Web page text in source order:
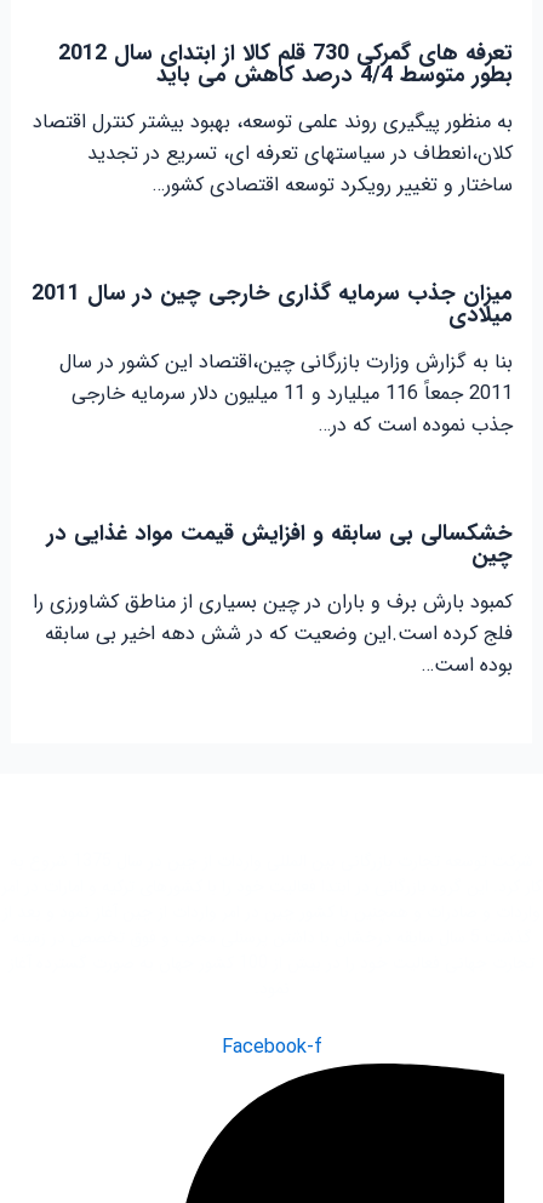
تعرفه های گمرکی 730 قلم کالا از ابتدای سال 2012
بطور متوسط 4/4 درصد کاهش می باید
به منظور پیگیری روند علمی توسعه، بهبود بیشتر کنترل اقتصاد
کلان،انعطاف در سیاستهای تعرفه ای، تسریع در تجدید
ساختار و تغییر رویکرد توسعه اقتصادی کشور…
میزان جذب سرمایه گذاری خارجی چین در سال 2011
میلادی
بنا به گزارش وزارت بازرگانی چین،اقتصاد این کشور در سال
2011 جمعاً 116 میلیارد و 11 میلیون دلار سرمایه خارجی
جذب نموده است که در…
خشکسالی بی سابقه و افزایش قیمت مواد غذایی در
چین
کمبود بارش برف و باران در چین بسیاری از مناطق کشاورزی را
فلج کرده است.این وضعیت که در شش دهه اخیر بی سابقه
بوده است…
Facebook-f